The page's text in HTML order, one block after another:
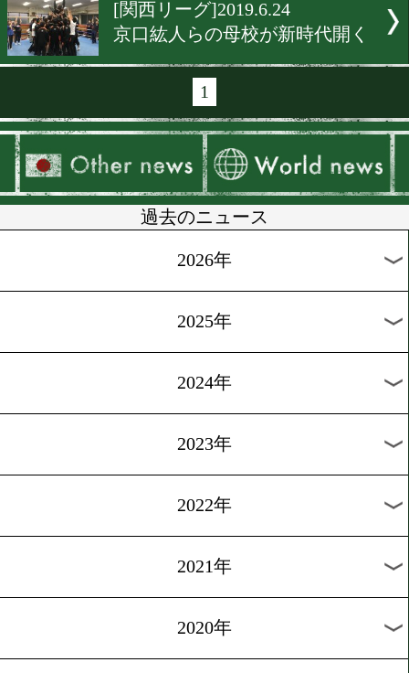
高山勝成の県内ライバルは
手!
[東京五輪]2019.6.28
具志堅会長があの事件を語
幕も
[東京五輪]2019.6.26
五輪招致持ち越しもボクシ
は活発
[公開練習]2019.6.24
ピール
[関西リーグ]2019.6.24
京口紘人らの母校が新時代
1